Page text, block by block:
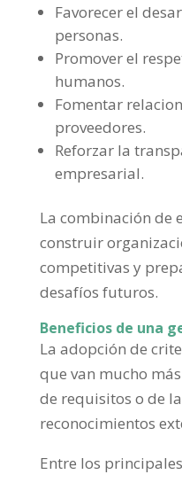
Favorecer el
personas.
Promover el
humanos.
Fomentar
proveedores.
Reforzar la
empresarial.
La combinación de
construir
competitivas y
desafíos futuros.
Beneficios de una
La adopción de
que van mucho
de requisitos o de
reconocimientos
Entre los